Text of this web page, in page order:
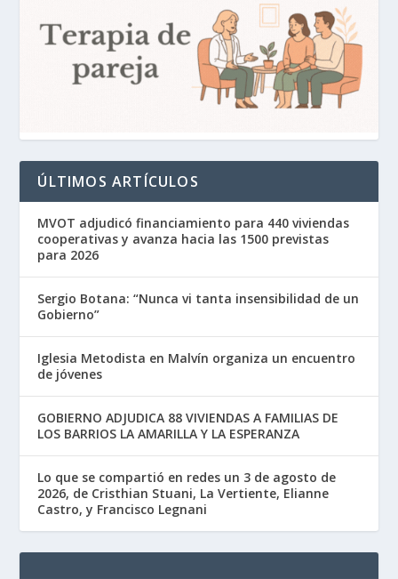
ÚLTIMOS ARTÍCULOS
MVOT adjudicó financiamiento para 440 viviendas
cooperativas y avanza hacia las 1500 previstas
para 2026
Sergio Botana: “Nunca vi tanta insensibilidad de un
Gobierno”
Iglesia Metodista en Malvín organiza un encuentro
de jóvenes
GOBIERNO ADJUDICA 88 VIVIENDAS A FAMILIAS DE
LOS BARRIOS LA AMARILLA Y LA ESPERANZA
Lo que se compartió en redes un 3 de agosto de
2026, de Cristhian Stuani, La Vertiente, Elianne
Castro, y Francisco Legnani